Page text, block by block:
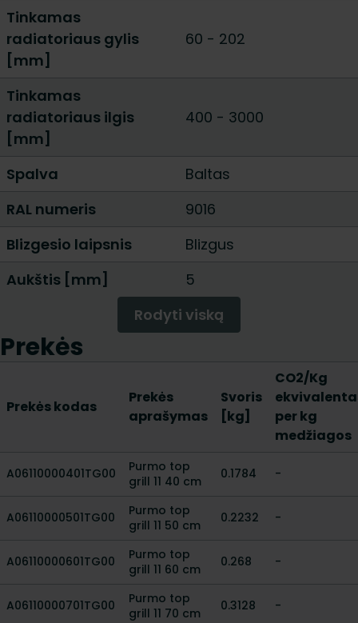
Tinkamas
radiatoriaus gylis
[mm]
60 - 202
Tinkamas
radiatoriaus ilgis
[mm]
400 - 3000
Spalva
Baltas
RAL numeris
9016
Blizgesio laipsnis
Blizgus
Aukštis [mm]
5
Rodyti viską
Prekės
Prekės kodas
Prekės
aprašymas
Svoris
[kg]
CO2/Kg
per kg
medžiagos
A06110000401TG00
Purmo top
grill 11 40 cm
0.1784 -
A06110000501TG00
Purmo top
grill 11 50 cm
0.2232 -
A06110000601TG00
Purmo top
grill 11 60 cm
0.268 -
A06110000701TG00
Purmo top
grill 11 70 cm
0.3128 -